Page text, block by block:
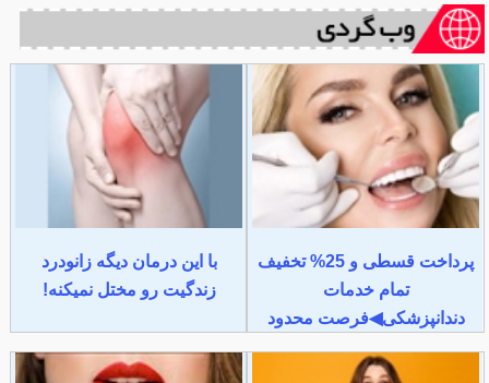
پرداخت قسطی و 25% تخفیف
تمام خدمات
دندانپزشکی◀فرصت محدود
با این درمان دیگه زانودرد
زندگیت رو مختل نمیکنه!